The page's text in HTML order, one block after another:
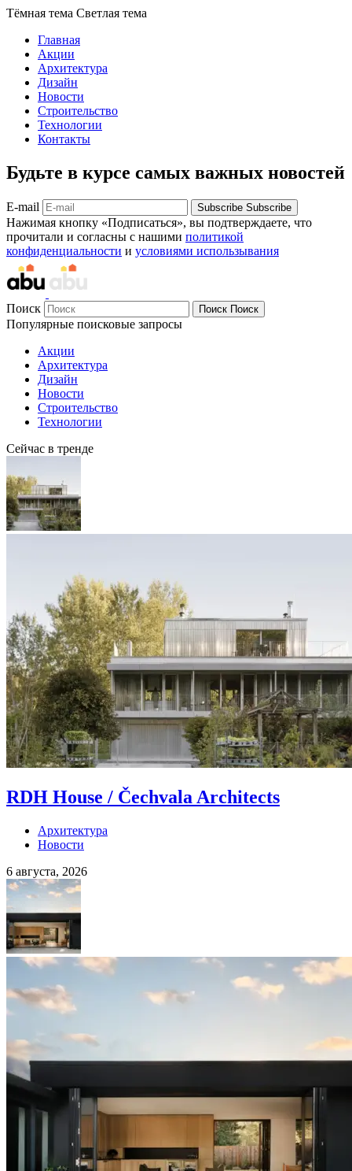
Тёмная тема Светлая тема
Главная
Акции
Архитектура
Дизайн
Новости
Строительство
Технологии
Контакты
Будьте в курсе самых важных новостей
E-mail Subscribe Subscribe
Нажимая кнопку «Подписаться», вы подтверждаете, что
прочитали и согласны с нашими политикой
конфиденциальности и условиями использывания
Поиск Поиск Поиск
Популярные поисковые запросы
Акции
Архитектура
Дизайн
Новости
Строительство
Технологии
Сейчас в тренде
RDH House / Čechvala Architects
Архитектура
Новости
6 августа, 2026